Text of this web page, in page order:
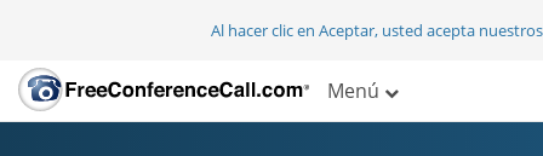
Al hacer clic en Aceptar, usted acepta nuestros
Menú